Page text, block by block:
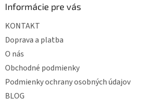
Informácie pre vás
KONTAKT
Doprava a platba
O nás
Obchodné podmienky
Podmienky ochrany osobných údajov
BLOG